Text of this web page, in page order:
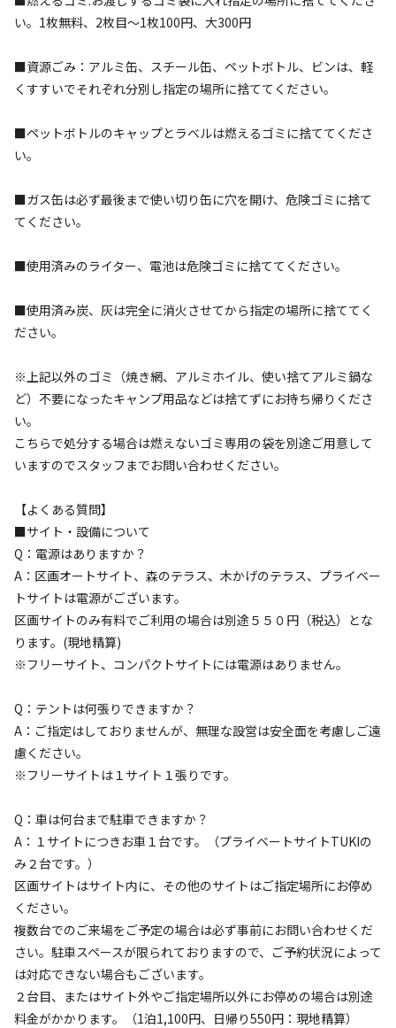
い。1枚無料、2枚目～1枚100円、大300円
■資源ごみ：アルミ缶、スチール缶、ペットボトル、ビンは、軽
くすすいでそれぞれ分別し指定の場所に捨ててください。
■ペットボトルのキャップとラベルは燃えるゴミに捨ててくださ
い。
■ガス缶は必ず最後まで使い切り缶に穴を開け、危険ゴミに捨て
てください。
■使用済みのライター、電池は危険ゴミに捨ててください。
■使用済み炭、灰は完全に消火させてから指定の場所に捨ててく
ださい。
※上記以外のゴミ（焼き網、アルミホイル、使い捨てアルミ鍋な
ど）不要になったキャンプ用品などは捨てずにお持ち帰りくださ
い。
こちらで処分する場合は燃えないゴミ専用の袋を別途ご用意して
いますのでスタッフまでお問い合わせください。
【よくある質問】
■サイト・設備について
Q：電源はありますか？
A：区画オートサイト、森のテラス、木かげのテラス、プライベー
トサイトは電源がございます。
区画サイトのみ有料でご利用の場合は別途５５０円（税込）とな
ります。(現地精算)
※フリーサイト、コンパクトサイトには電源はありません。
Q：テントは何張りできますか？
A：ご指定はしておりませんが、無理な設営は安全面を考慮しご遠
慮ください。
※フリーサイトは１サイト１張りです。
Q：車は何台まで駐車できますか？
A：１サイトにつきお車１台です。（プライベートサイトTUKIの
み２台です。）
区画サイトはサイト内に、その他のサイトはご指定場所にお停め
ください。
複数台でのご来場をご予定の場合は必ず事前にお問い合わせくだ
さい。駐車スペースが限られておりますので、ご予約状況によって
は対応できない場合もございます。
２台目、またはサイト外やご指定場所以外にお停めの場合は別途
料金がかかります。（1泊1,100円、日帰り550円：現地精算）
チェックイン チェックアウト
区画サイト
NAKA【区画オートサイト】
AC電
源
車両乗り
入れ
地面: 芝生 定員:
料金目安：2,475 円/泊
※利用日、人数によって変動する場合があります。
宿泊 区画サイト
NEKI【区画オートサイト】
AC電
源
車両乗り
入れ
たき
火 花火 喫煙
ペット同
伴
リードフ
リー
地面: 芝生 定員: 6名 面積: 100m²
料金目安：2,885円/泊
※利用日、人数によって変動する場合があります。